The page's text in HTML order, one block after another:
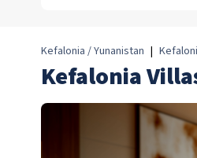
Kefalonia / Yunanistan |
Kefalonia